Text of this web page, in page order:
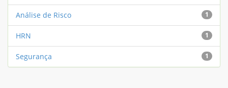
1
Análise de Risco
1
HRN
1
Segurança